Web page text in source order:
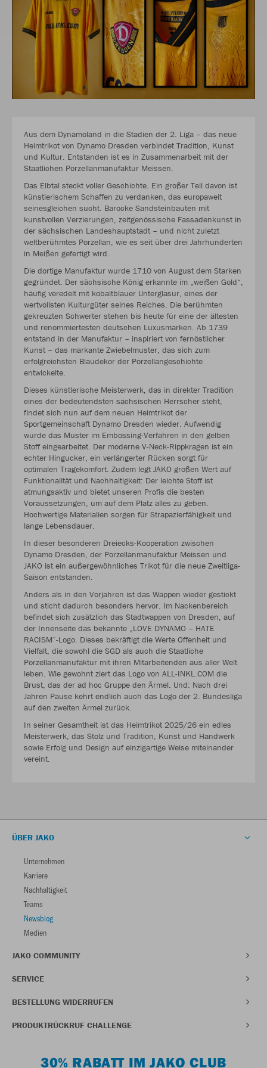
Aus dem Dynamoland in die Stadien der 2. Liga – das neue
Heimtrikot von Dynamo Dresden verbindet Tradition, Kunst
und Kultur. Entstanden ist es in Zusammenarbeit mit der
Staatlichen Porzellanmanufaktur Meissen.
Das Elbtal steckt voller Geschichte. Ein großer Teil davon ist
künstlerischem Schaffen zu verdanken, das europaweit
seinesgleichen sucht. Barocke Sandsteinbauten mit
kunstvollen Verzierungen, zeitgenössische Fassadenkunst in
der sächsischen Landeshauptstadt – und nicht zuletzt
weltberühmtes Porzellan, wie es seit über drei Jahrhunderten
in Meißen gefertigt wird.
Die dortige Manufaktur wurde 1710 von August dem Starken
gegründet. Der sächsische König erkannte im „weißen Gold“,
häufig veredelt mit kobaltblauer Unterglasur, eines der
wertvollsten Kulturgüter seines Reiches. Die berühmten
gekreuzten Schwerter stehen bis heute für eine der ältesten
und renommiertesten deutschen Luxusmarken. Ab 1739
entstand in der Manufaktur – inspiriert von fernöstlicher
Kunst – das markante Zwiebelmuster, das sich zum
erfolgreichsten Blaudekor der Porzellangeschichte
entwickelte.
Dieses künstlerische Meisterwerk, das in direkter Tradition
eines der bedeutendsten sächsischen Herrscher steht,
findet sich nun auf dem neuen Heimtrikot der
Sportgemeinschaft Dynamo Dresden wieder. Aufwendig
wurde das Muster im Embossing-Verfahren in den gelben
Stoff eingearbeitet. Der moderne V-Neck-Rippkragen ist ein
echter Hingucker, ein verlängerter Rücken sorgt für
optimalen Tragekomfort. Zudem legt JAKO großen Wert auf
Funktionalität und Nachhaltigkeit: Der leichte Stoff ist
atmungsaktiv und bietet unseren Profis die besten
Voraussetzungen, um auf dem Platz alles zu geben.
Hochwertige Materialien sorgen für Strapazierfähigkeit und
lange Lebensdauer.
In dieser besonderen Dreiecks-Kooperation zwischen
Dynamo Dresden, der Porzellanmanufaktur Meissen und
JAKO ist ein außergewöhnliches Trikot für die neue Zweitliga-
Saison entstanden.
Anders als in den Vorjahren ist das Wappen wieder gestickt
und sticht dadurch besonders hervor. Im Nackenbereich
befindet sich zusätzlich das Stadtwappen von Dresden, auf
der Innenseite das bekannte „LOVE DYNAMO – HATE
RACISM“-Logo. Dieses bekräftigt die Werte Offenheit und
Vielfalt, die sowohl die SGD als auch die Staatliche
Porzellanmanufaktur mit ihren Mitarbeitenden aus aller Welt
leben. Wie gewohnt ziert das Logo von ALL-INKL.COM die
Brust, das der ad hoc Gruppe den Ärmel. Und: Nach drei
Jahren Pause kehrt endlich auch das Logo der 2. Bundesliga
auf den zweiten Ärmel zurück.
In seiner Gesamtheit ist das Heimtrikot 2025/26 ein edles
Meisterwerk, das Stolz und Tradition, Kunst und Handwerk
sowie Erfolg und Design auf einzigartige Weise miteinander
vereint.
ÜBER JAKO
Unternehmen
Karriere
Nachhaltigkeit
Teams
Newsblog
Medien
JAKO COMMUNITY
SERVICE
BESTELLUNG WIDERRUFEN
PRODUKTRÜCKRUF CHALLENGE
30% RABATT IM JAKO CLUB